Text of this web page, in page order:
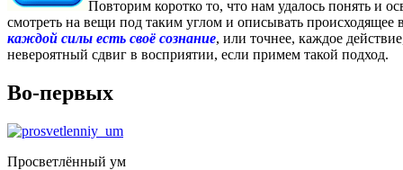
Повторим коротко то, что нам удалось понять и
смотреть на вещи под таким углом и описывать
каждой силы есть своё сознание, или точнее, каждое
невероятный сдвиг в восприятии, если примем такой подход.
Во-первых
Просветлённый ум